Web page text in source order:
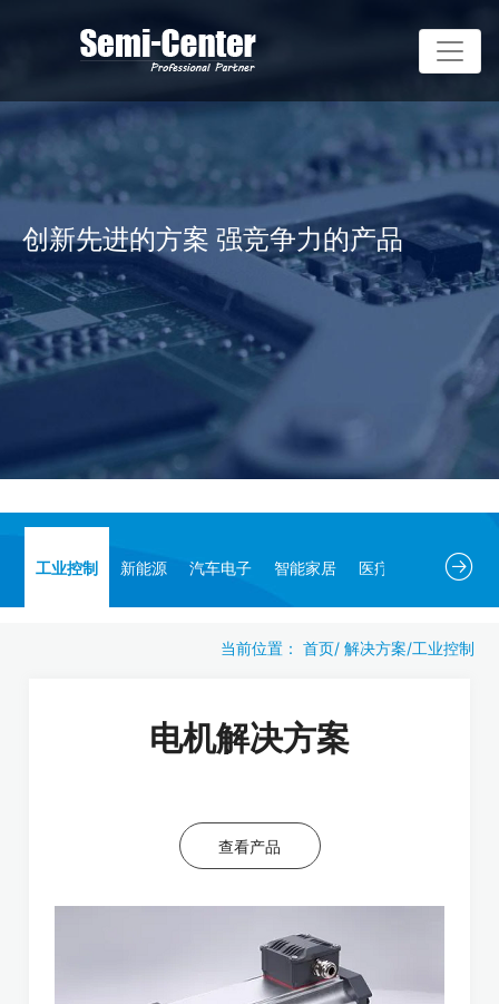
创新先进的方案 强竞争力的产品
工业控制 新能源 汽车电子 智能家居 医疗电子
当前位置： 首页/ 解决方案/工业控制
电机解决方案
查看产品